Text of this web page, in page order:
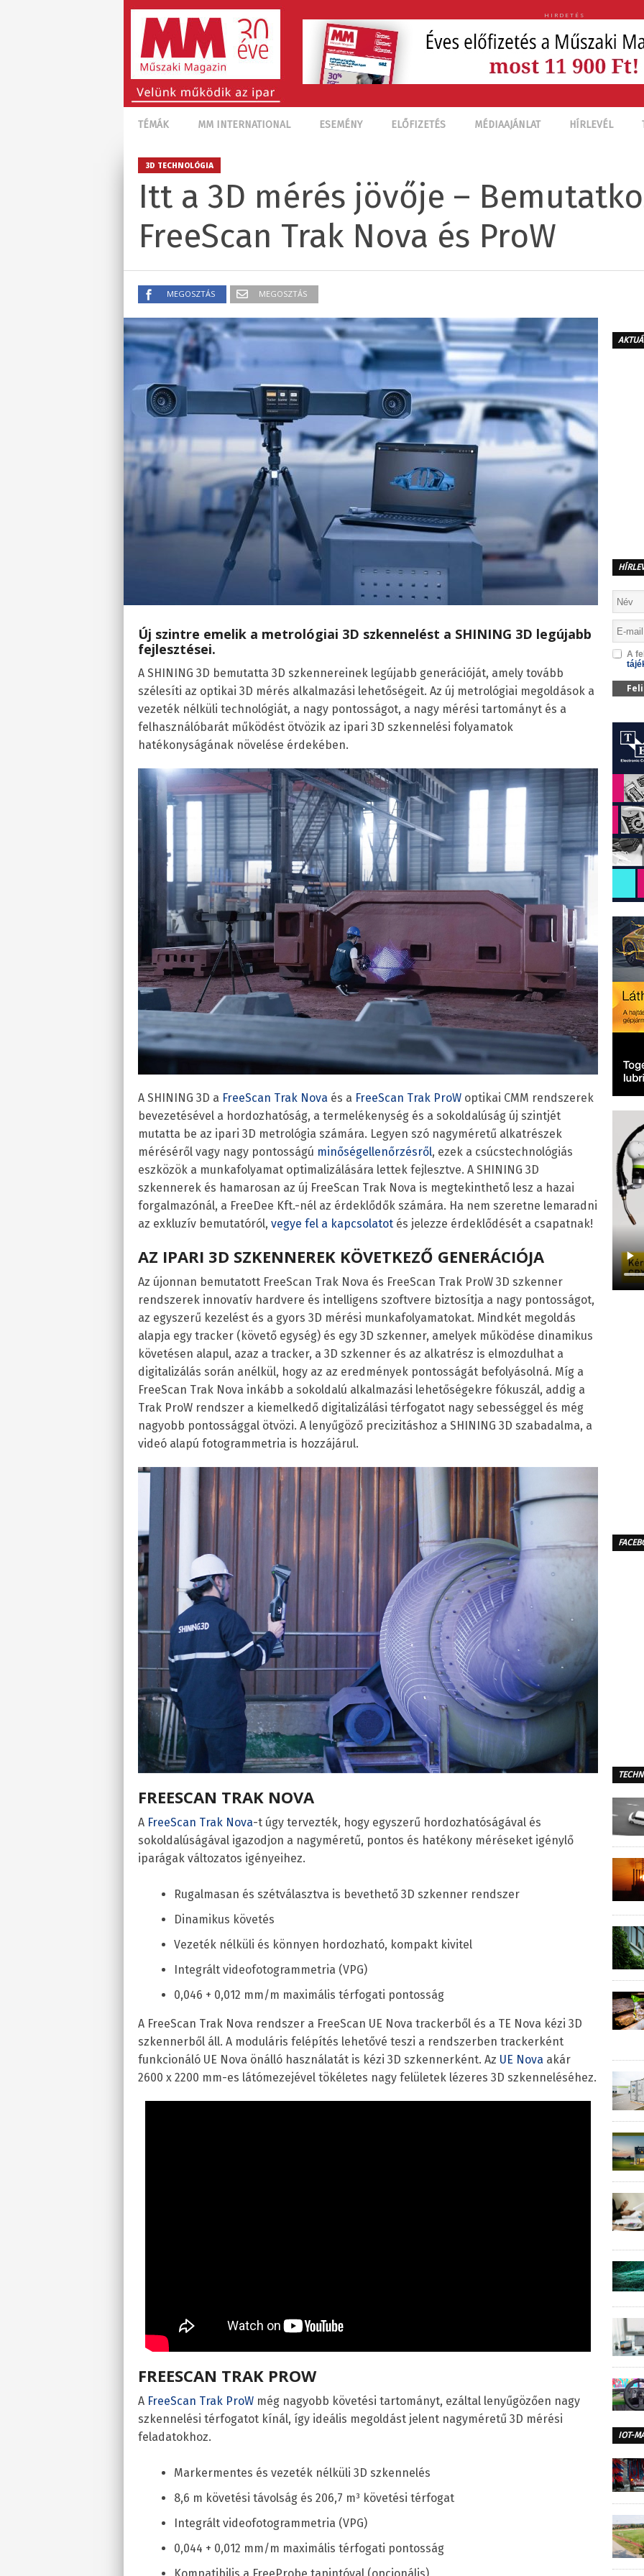
HIRDETÉS
TÉMÁK MM INTERNATIONAL ESEMÉNY ELŐFIZETÉS MÉDIAAJÁNLAT HÍRLEVÉL
3D TECHNOLÓGIA
Itt a 3D mérés jövője –
FreeScan Trak Nova és ProW
MEGOSZTÁS MEGOSZTÁS
Új szintre emelik a metrológiai 3D szkennelést a SHINING 3D legújabb
fejlesztései.
A SHINING 3D bemutatta 3D szkennereinek legújabb generációját, amely tovább
szélesíti az optikai 3D mérés alkalmazási lehetőségeit. Az új metrológiai megoldások a
vezeték nélküli technológiát, a nagy pontosságot, a nagy mérési tartományt és a
felhasználóbarát működést ötvözik az ipari 3D szkennelési folyamatok
hatékonyságának növelése érdekében.
A SHINING 3D a FreeScan Trak Nova és a FreeScan Trak ProW optikai CMM rendszerek
bevezetésével a hordozhatóság, a termelékenység és a sokoldalúság új szintjét
mutatta be az ipari 3D metrológia számára. Legyen szó nagyméretű alkatrészek
méréséről vagy nagy pontosságú minőségellenőrzésről, ezek a csúcstechnológiás
eszközök a munkafolyamat optimalizálására lettek fejlesztve. A SHINING 3D
szkennerek és hamarosan az új FreeScan Trak Nova is megtekinthető lesz a hazai
forgalmazónál, a FreeDee Kft.-nél az érdeklődők számára. Ha nem szeretne lemaradni
az exkluzív bemutatóról, vegye fel a kapcsolatot és jelezze érdeklődését a csapatnak!
AZ IPARI 3D SZKENNEREK KÖVETKEZŐ GENERÁCIÓJA
Az újonnan bemutatott FreeScan Trak Nova és FreeScan Trak ProW 3D szkenner
rendszerek innovatív hardvere és intelligens szoftvere biztosítja a nagy pontosságot,
az egyszerű kezelést és a gyors 3D mérési munkafolyamatokat. Mindkét megoldás
alapja egy tracker (követő egység) és egy 3D szkenner, amelyek működése dinamikus
követésen alapul, azaz a tracker, a 3D szkenner és az alkatrész is elmozdulhat a
digitalizálás során anélkül, hogy az az eredmények pontosságát befolyásolná. Míg a
FreeScan Trak Nova inkább a sokoldalú alkalmazási lehetőségekre fókuszál, addig a
Trak ProW rendszer a kiemelkedő digitalizálási térfogatot nagy sebességgel és még
nagyobb pontossággal ötvözi. A lenyűgöző precizitáshoz a SHINING 3D szabadalma, a
videó alapú fotogrammetria is hozzájárul.
FREESCAN TRAK NOVA
A FreeScan Trak Nova-t úgy tervezték, hogy egyszerű hordozhatóságával és
sokoldalúságával igazodjon a nagyméretű, pontos és hatékony méréseket igénylő
iparágak változatos igényeihez.
Rugalmasan és szétválasztva is bevethető 3D szkenner rendszer
Dinamikus követés
Vezeték nélküli és könnyen hordozható, kompakt kivitel
Integrált videofotogrammetria (VPG)
0,046 + 0,012 mm/m maximális térfogati pontosság
A FreeScan Trak Nova rendszer a FreeScan UE Nova trackerből és a TE Nova kézi 3D
szkennerből áll. A moduláris felépítés lehetővé teszi a rendszerben trackerként
funkcionáló UE Nova önálló használatát is kézi 3D szkennerként. Az UE Nova akár
2600 x 2200 mm-es látómezejével tökéletes nagy felületek lézeres 3D szkenneléséhez.
FREESCAN TRAK PROW
A FreeScan Trak ProW még nagyobb követési tartományt, ezáltal lenyűgözően nagy
szkennelési térfogatot kínál, így ideális megoldást jelent nagyméretű 3D mérési
feladatokhoz.
Markermentes és vezeték nélküli 3D szkennelés
8,6 m követési távolság és 206,7 m³ követési térfogat
Integrált videofotogrammetria (VPG)
0,044 + 0,012 mm/m maximális térfogati pontosság
A
IOT-